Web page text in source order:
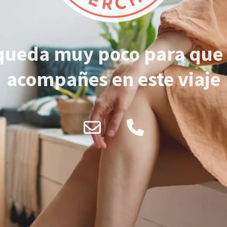
muy poco para
acompañes en este viaje